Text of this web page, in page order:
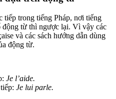
tiếp trong tiếng Pháp, nơi tiếng
động từ thì ngược lại. Vì vậy các
và các sách hướng dẫn dùng
động từ.
Je l’aide.
Je lui parle.